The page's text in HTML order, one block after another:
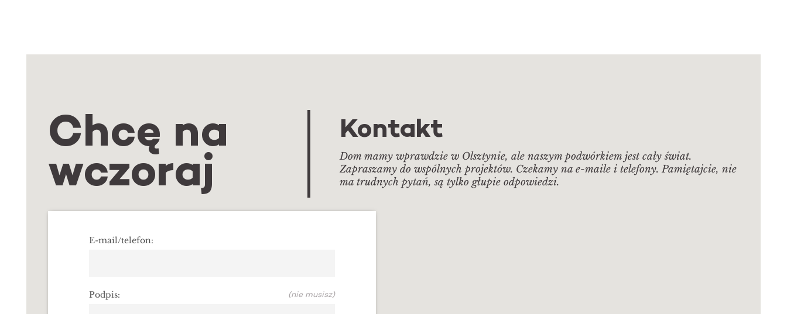
Chcę na
wczoraj
Kontakt
Dom mamy wprawdzie w Olsztynie, ale naszym podwórkiem jest cały świat.
Zapraszamy do wspólnych projektów. Czekamy na e-maile i telefony. Pamiętajcie, nie
ma trudnych pytań, są tylko głupie odpowiedzi.
NAPISZ
NAS
Formularz
E-mail/telefon:
Podpis: (nie musisz)